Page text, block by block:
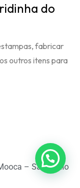
do
fabricar
outros itens para
– São Paulo